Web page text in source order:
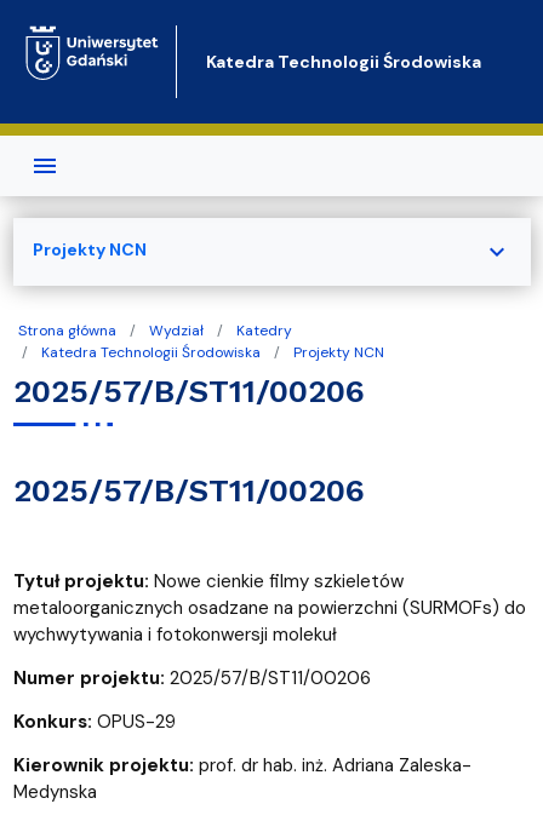
Katedra Technologii Środowiska
Strona główna Wydział
Katedry
Katedra Technologii Środowiska
Projekty NCN
2025/57/B/ST11/00206
2025/57/B/ST11/00206
Tytuł projektu: Nowe cienkie filmy szkieletów
metaloorganicznych osadzane na powierzchni (SURMOFs) do
wychwytywania i fotokonwersji molekuł
Numer projektu: 2025/57/B/ST11/00206
Konkurs: OPUS-29
Kierownik projektu: prof. dr hab. inż. Adriana Zaleska-
Medynska
Projekty NCN expand_more